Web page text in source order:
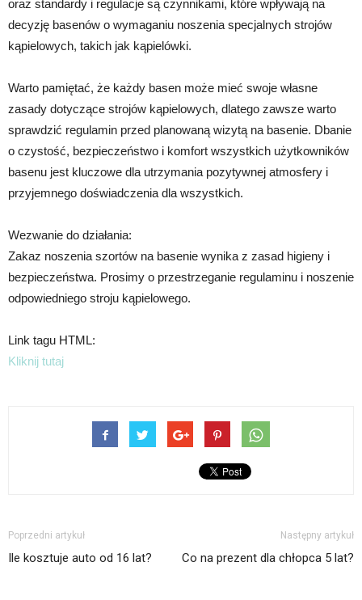
oraz standardy i regulacje są czynnikami, które wpływają na
decyzję basenów o wymaganiu noszenia specjalnych strojów
kąpielowych, takich jak kąpielówki.
Warto pamiętać, że każdy basen może mieć swoje własne
zasady dotyczące strojów kąpielowych, dlatego zawsze warto
sprawdzić regulamin przed planowaną wizytą na basenie. Dbanie
o czystość, bezpieczeństwo i komfort wszystkich użytkowników
basenu jest kluczowe dla utrzymania pozytywnej atmosfery i
przyjemnego doświadczenia dla wszystkich.
Wezwanie do działania:
Zakaz noszenia szortów na basenie wynika z zasad higieny i
bezpieczeństwa. Prosimy o przestrzeganie regulaminu i noszenie
odpowiedniego stroju kąpielowego.
Link tagu HTML:
Kliknij tutaj
Poprzedni artykuł
Ile kosztuje auto od 16 lat?
Następny artykuł
Co na prezent dla chłopca 5 lat?